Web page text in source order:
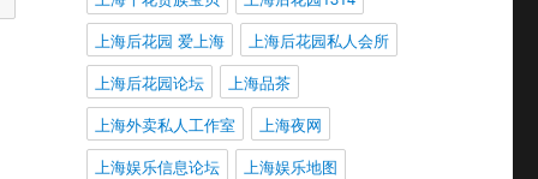
上海后花园 爱上海
上海后花园私人会所
上海后花园论坛
上海品茶
上海外卖私人工作室
上海夜网
上海娱乐信息论坛
上海娱乐地图